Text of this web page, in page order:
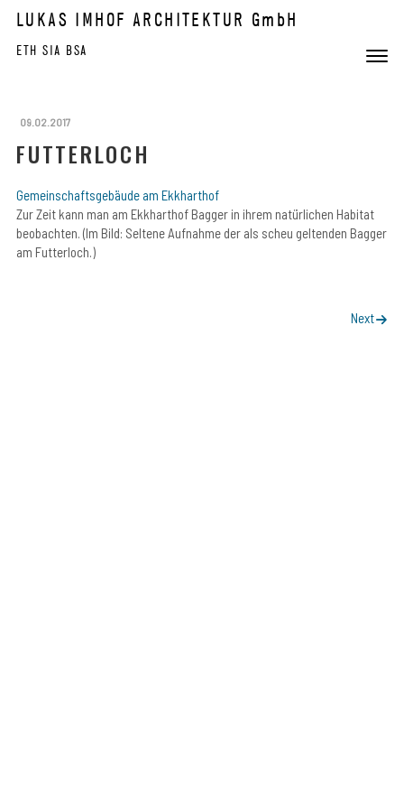
LUKAS IMHOF ARCHITEKTUR GmbH
ETH SIA BSA
Toggle
Menu
09.02.2017
FUTTERLOCH
Gemeinschaftsgebäude am Ekkharthof
Zur Zeit kann man am Ekkharthof Bagger in ihrem natürlichen Habitat
beobachten. (Im Bild: Seltene Aufnahme der als scheu geltenden Bagger
am Futterloch.)
Next